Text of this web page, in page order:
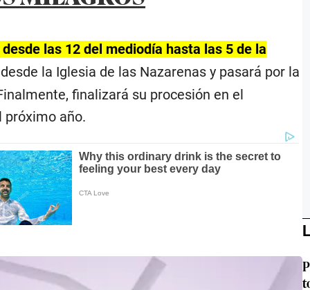
las 12 del mediodía hasta las 5 de la
la Iglesia de las Nazarenas y pasará por la
finalizará su procesión en el
próximo año.